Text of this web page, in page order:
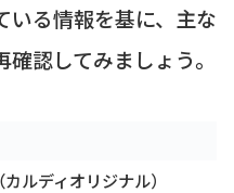
いる情報を基に、主な
認してみましょう。
ルディオリジナル）